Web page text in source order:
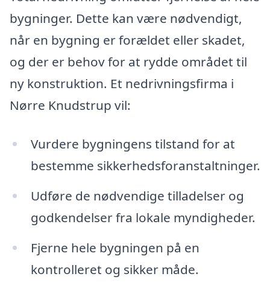
bygninger. Dette kan være nødvendigt,
når en bygning er forældet eller skadet,
og der er behov for at rydde området til
ny konstruktion. Et nedrivningsfirma i
Nørre Knudstrup vil:
Vurdere bygningens tilstand for at
bestemme sikkerhedsforanstaltninger.
Udføre de nødvendige tilladelser og
godkendelser fra lokale myndigheder.
Fjerne hele bygningen på en
kontrolleret og sikker måde.